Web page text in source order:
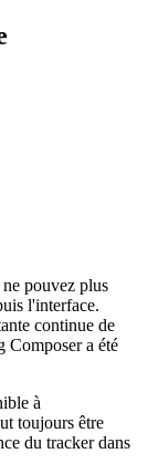
pouvez plus
l'interface.
continue de
Composer a été
à
toujours être
du tracker dans